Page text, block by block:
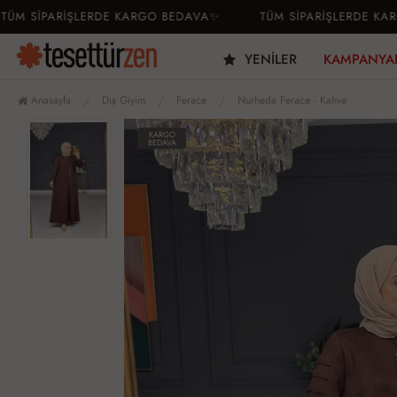
SİPARİŞLERDE KARGO BEDAVA✨ TÜM SİPARİŞLERDE
YENILER
Anasayfa Dış Giyim Ferace Nurheda Ferace - Kahve
KARGO
BEDAVA